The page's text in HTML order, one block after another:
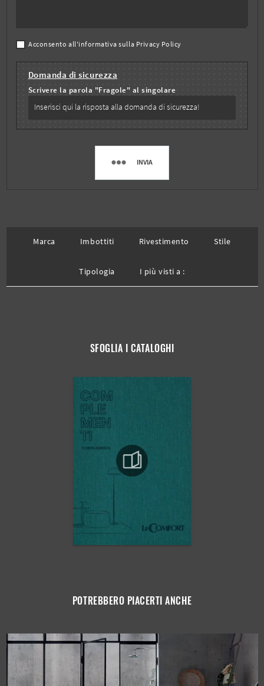
Acconsento all'informativa sulla Privacy Policy
Domanda di sicurezza
Scrivere la parola "Fragole" al singolare
INVIA
Marca Imbottiti Rivestimento Stile
Tipologia I più visti a :
SFOGLIA I CATALOGHI
POTREBBERO PIACERTI ANCHE